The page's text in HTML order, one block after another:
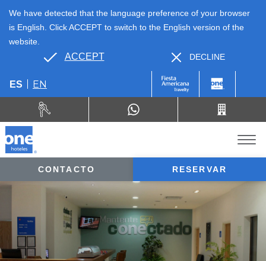
ES EN
CONTACTO RESERVAR
We have detected that the language preference of your browser
is English. Click ACCEPT to switch to the English version of the
website.
ACCEPT DECLINE